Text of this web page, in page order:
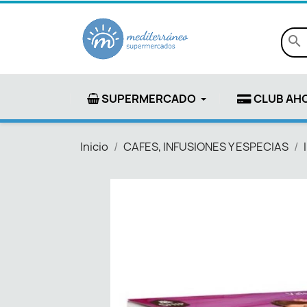
search
SUPERMERCADO CLUB
Inicio CAFES, INFUSIONES Y ESPECIAS